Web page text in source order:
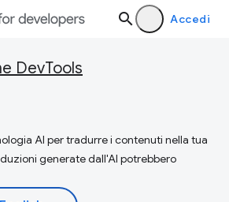
Accedi
DevTools
AI per tradurre i contenuti nella tua
generate dall'AI potrebbero